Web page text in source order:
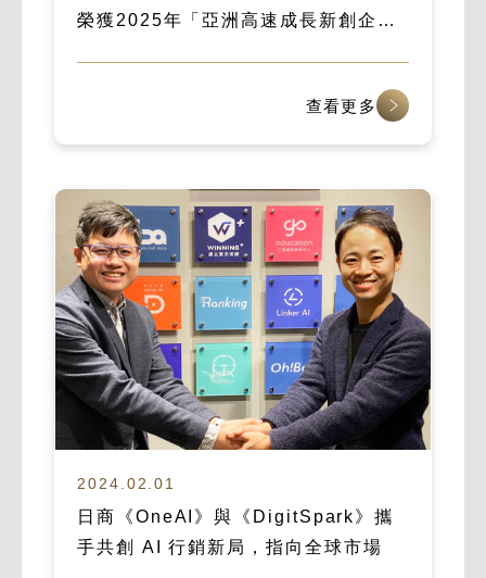
榮獲2025年「亞洲高速成長新創企
查看更多
2024.02.01
日商《OneAI》與《DigitSpark》攜
手共創 AI 行銷新局，指向全球市場